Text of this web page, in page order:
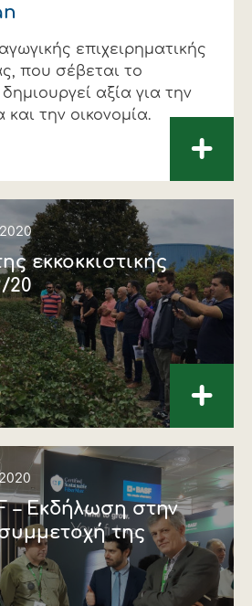
ΜΑΣ
ΜΑΣ
ΜΑΣ
ΜΑΣ
ΜΑΣ
ΜΑΣ
επιχειρηματικής
που σέβεται το
αξία για την
και την οικονομία.
+
εκκοκκιστικής
20
+
– Εκδήλωση στην
της